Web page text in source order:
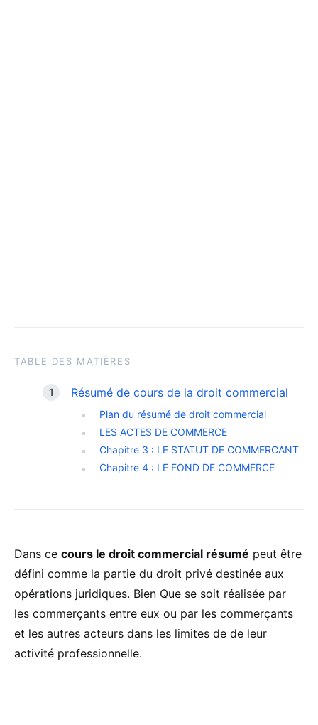
TABLE DES MATIÈRES
Résumé de cours de la droit commercial
Plan du résumé de droit commercial
LES ACTES DE COMMERCE
Chapitre 3 : LE STATUT DE COMMERCANT
Chapitre 4 : LE FOND DE COMMERCE
Dans ce cours le droit commercial résumé peut être
défini comme la partie du droit privé destinée aux
opérations juridiques. Bien Que se soit réalisée par
les commerçants entre eux ou par les commerçants
et les autres acteurs dans les limites de de leur
activité professionnelle.